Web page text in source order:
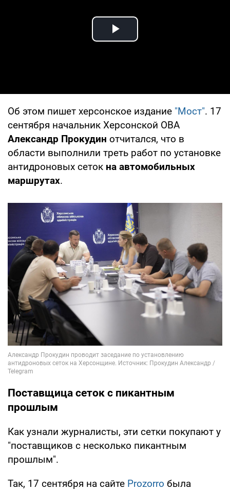
Play Video
Об этом пишет херсонское издание "Мост". 17
сентября начальник Херсонской ОВА
Александр Прокудин отчитался, что в
области выполнили треть работ по установке
антидроновых сеток на автомобильных
маршрутах.
Поставщица сеток с пикантным
прошлым
Как узнали журналисты, эти сетки покупают у
"поставщиков с несколько пикантным
прошлым".
Так, 17 сентября на сайте Prozorro была